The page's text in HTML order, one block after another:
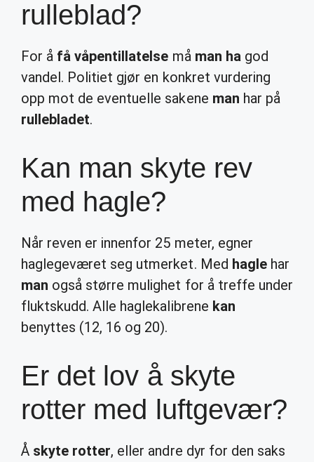
rulleblad?
For å få våpentillatelse må man hagod
vandel. Politiet gjør en konkret vurdering
opp mot de eventuelle sakene man har på
rullebladet.
Kan man skyte rev
med hagle?
Når reven er innenfor 25 meter, egner
haglegeværet seg utmerket. Med haglehar
man også større mulighet for å treffe under
fluktskudd. Alle haglekalibrene kan
benyttes (12, 16 og 20).
Er det lov å skyte
rotter med luftgevær?
Å skyte rotter, eller andre dyr for den saks